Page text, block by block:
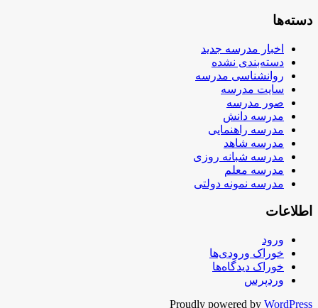
دسته‌ها
اخبار مدرسه جدید
دسته‌بندی نشده
روانشناسی مدرسه
سایت مدرسه
صور مدرسه
مدرسه دانش
مدرسه راهنمایی
مدرسه شاهد
مدرسه شبانه روزی
مدرسه معلم
مدرسه نمونه دولتی
اطلاعات
ورود
خوراک ورودی‌ها
خوراک دیدگاه‌ها
وردپرس
Proudly powered by WordPress